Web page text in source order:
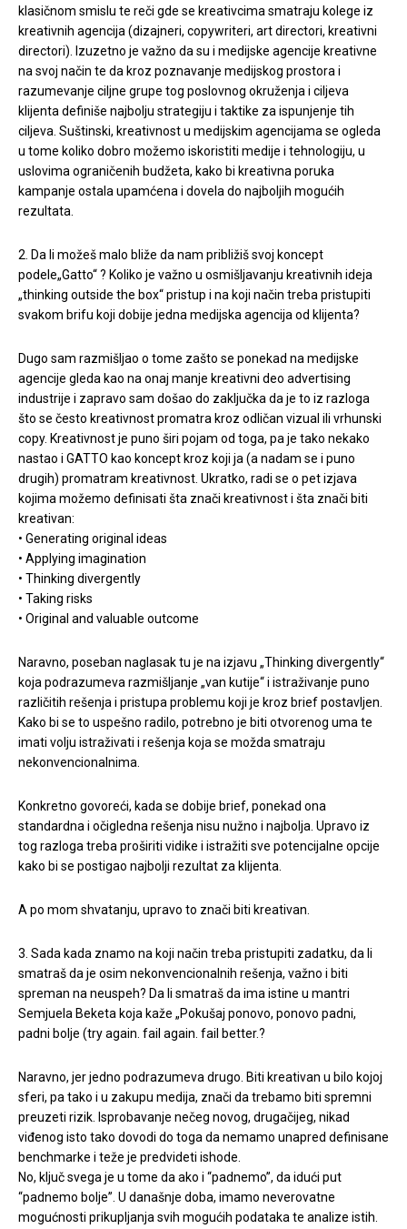
klasičnom smislu te reči gde se kreativcima smatraju kolege iz
kreativnih agencija (dizajneri, copywriteri, art directori, kreativni
directori). Izuzetno je važno da su i medijske agencije kreativne
na svoj način te da kroz poznavanje medijskog prostora i
razumevanje ciljne grupe tog poslovnog okruženja i ciljeva
klijenta definiše najbolju strategiju i taktike za ispunjenje tih
ciljeva. Suštinski, kreativnost u medijskim agencijama se ogleda
u tome koliko dobro možemo iskoristiti medije i tehnologiju, u
uslovima ograničenih budžeta, kako bi kreativna poruka
kampanje ostala upamćena i dovela do najboljih mogućih
rezultata.
2. Da li možeš malo bliže da nam približiš svoj koncept
podele„Gatto“ ? Koliko je važno u osmišljavanju kreativnih ideja
„thinking outside the box“ pristup i na koji način treba pristupiti
svakom brifu koji dobije jedna medijska agencija od klijenta?
Dugo sam razmišljao o tome zašto se ponekad na medijske
agencije gleda kao na onaj manje kreativni deo advertising
industrije i zapravo sam došao do zaključka da je to iz razloga
što se često kreativnost promatra kroz odličan vizual ili vrhunski
copy. Kreativnost je puno širi pojam od toga, pa je tako nekako
nastao i GATTO kao koncept kroz koji ja (a nadam se i puno
drugih) promatram kreativnost. Ukratko, radi se o pet izjava
kojima možemo definisati šta znači kreativnost i šta znači biti
kreativan:
• Generating original ideas
• Applying imagination
• Thinking divergently
• Taking risks
• Original and valuable outcome
Naravno, poseban naglasak tu je na izjavu „Thinking divergently“
koja podrazumeva razmišljanje „van kutije“ i istraživanje puno
različitih rešenja i pristupa problemu koji je kroz brief postavljen.
Kako bi se to uspešno radilo, potrebno je biti otvorenog uma te
imati volju istraživati i rešenja koja se možda smatraju
nekonvencionalnima.
Konkretno govoreći, kada se dobije brief, ponekad ona
standardna i očigledna rešenja nisu nužno i najbolja. Upravo iz
tog razloga treba proširiti vidike i istražiti sve potencijalne opcije
kako bi se postigao najbolji rezultat za klijenta.
A po mom shvatanju, upravo to znači biti kreativan.
3. Sada kada znamo na koji način treba pristupiti zadatku, da li
smatraš da je osim nekonvencionalnih rešenja, važno i biti
spreman na neuspeh? Da li smatraš da ima istine u mantri
Semjuela Beketa koja kaže „Pokušaj ponovo, ponovo padni,
padni bolje (try again. fail again. fail better.?
Naravno, jer jedno podrazumeva drugo. Biti kreativan u bilo kojoj
sferi, pa tako i u zakupu medija, znači da trebamo biti spremni
preuzeti rizik. Isprobavanje nečeg novog, drugačijeg, nikad
viđenog isto tako dovodi do toga da nemamo unapred definisane
benchmarke i teže je predvideti ishode.
No, ključ svega je u tome da ako i “padnemo”, da idući put
“padnemo bolje”. U današnje doba, imamo neverovatne
mogućnosti prikupljanja svih mogućih podataka te analize istih.